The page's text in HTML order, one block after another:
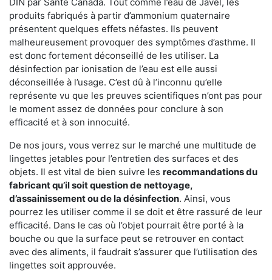
produits fabriqués à partir d’ammonium quaternaire
présentent quelques effets néfastes. Ils peuvent
malheureusement provoquer des symptômes d’asthme. Il
est donc fortement déconseillé de les utiliser. La
désinfection par ionisation de l’eau est elle aussi
déconseillée à l’usage. C’est dû à l’inconnu qu’elle
représente vu que les preuves scientifiques n’ont pas pour
le moment assez de données pour conclure à son
efficacité et à son innocuité.
De nos jours, vous verrez sur le marché une multitude de
lingettes jetables pour l’entretien des surfaces et des
objets. Il est vital de bien suivre les recommandations du
fabricant qu’il soit question de nettoyage,
d’assainissement ou de la désinfection. Ainsi, vous
pourrez les utiliser comme il se doit et être rassuré de leur
efficacité. Dans le cas où l’objet pourrait être porté à la
bouche ou que la surface peut se retrouver en contact
avec des aliments, il faudrait s’assurer que l’utilisation des
lingettes soit approuvée.